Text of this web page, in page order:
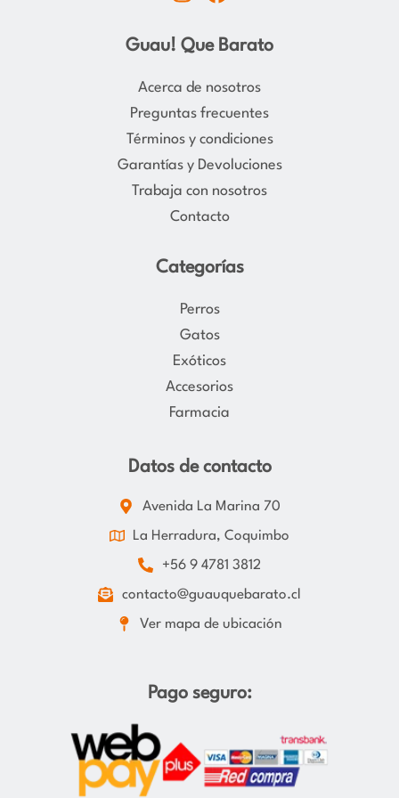
s
t
a
r
a
m
c
e
b
o
k
Guau! Que Barato
Acerca de nosotros
Preguntas frecuentes
Términos y condiciones
Garantías y Devoluciones
Trabaja con nosotros
Contacto
Categorías
Perros
Gatos
Exóticos
Accesorios
Farmacia
Datos de contacto
Avenida La Marina 70
La Herradura, Coquimbo
+56 9 4781 3812
contacto@guauquebarato.cl
Ver mapa de ubicación
Pago seguro: